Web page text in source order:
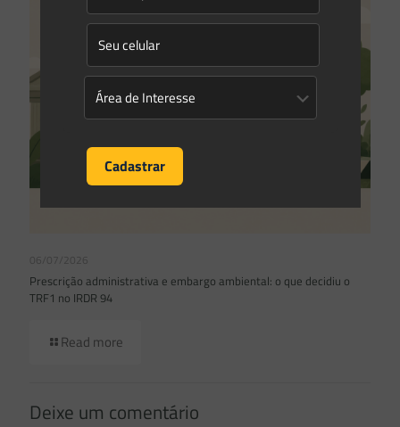
06/07/2026
Prescrição administrativa e embargo ambiental: o que decidiu o
TRF1 no IRDR 94
Read more
Deixe um comentário